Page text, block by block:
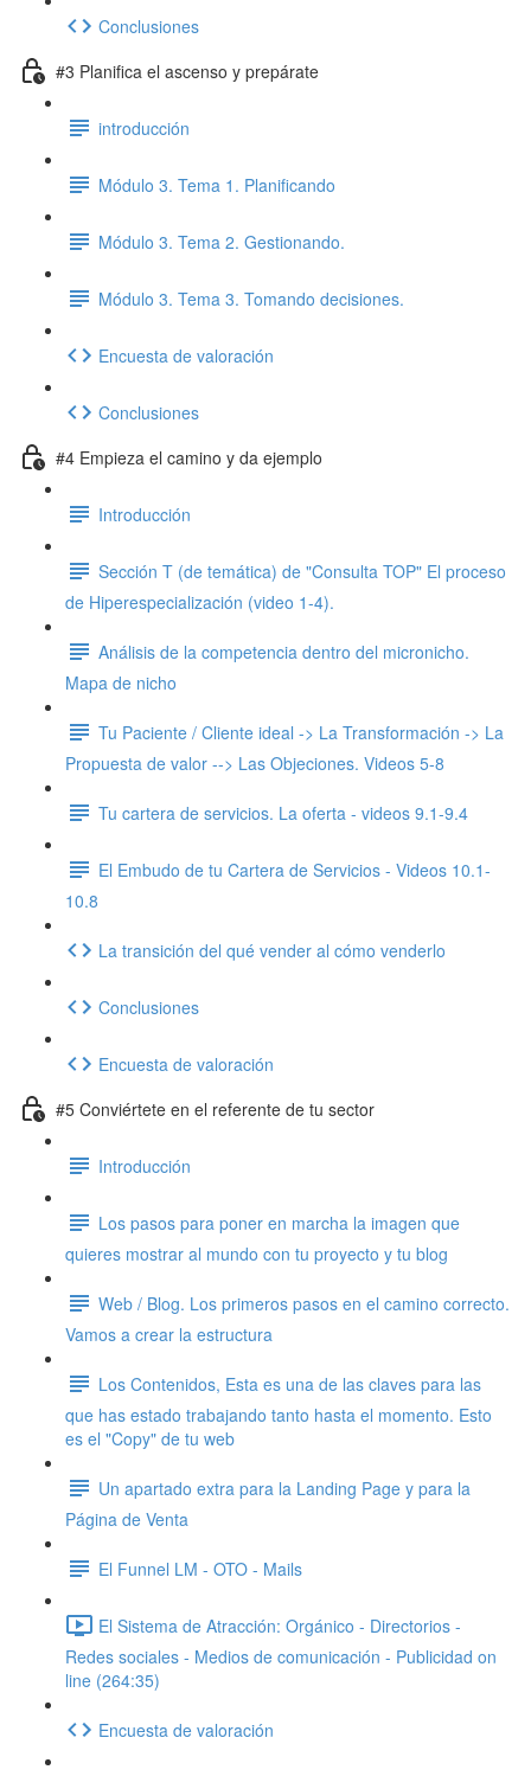
Conclusiones
#3 Planifica el ascenso y prepárate
introducción
Módulo 3. Tema 1. Planificando
Módulo 3. Tema 2. Gestionando.
Módulo 3. Tema 3. Tomando decisiones.
Encuesta de valoración
Conclusiones
#4 Empieza el camino y da ejemplo
Introducción
Sección T (de temática) de "Consulta TOP" El proceso
de Hiperespecialización (video 1-4).
Análisis de la competencia dentro del micronicho.
Mapa de nicho
Tu Paciente / Cliente ideal -> La Transformación -> La
Propuesta de valor --> Las Objeciones. Videos 5-8
Tu cartera de servicios. La oferta - videos 9.1-9.4
El Embudo de tu Cartera de Servicios - Videos 10.1-
10.8
La transición del qué vender al cómo venderlo
Conclusiones
Encuesta de valoración
#5 Conviértete en el referente de tu sector
Introducción
Los pasos para poner en marcha la imagen que
quieres mostrar al mundo con tu proyecto y tu blog
Web / Blog. Los primeros pasos en el camino correcto.
Vamos a crear la estructura
Los Contenidos, Esta es una de las claves para las
que has estado trabajando tanto hasta el momento. Esto
es el "Copy" de tu web
Un apartado extra para la Landing Page y para la
Página de Venta
El Funnel LM - OTO - Mails
El Sistema de Atracción: Orgánico - Directorios -
Redes sociales - Medios de comunicación - Publicidad on
line (264:35)
Encuesta de valoración